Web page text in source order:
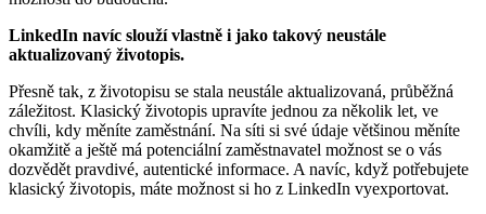
LinkedIn navíc slouží vlastně i jako takový neustále
aktualizovaný životopis.
Přesně tak, z životopisu se stala neustále aktualizovaná, průběžná
záležitost. Klasický životopis upravíte jednou za několik let, ve
chvíli, kdy měníte zaměstnání. Na síti si své údaje většinou měníte
okamžitě a ještě má potenciální zaměstnavatel možnost se o vás
dozvědět pravdivé, autentické informace. A navíc, když potřebujete
klasický životopis, máte možnost si ho z LinkedIn vyexportovat.